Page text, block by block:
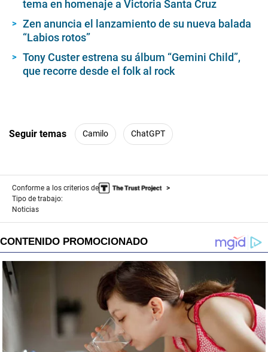
tema en homenaje a Victoria Santa Cruz
Zen anuncia el lanzamiento de su nueva balada
“Labios rotos”
Tony Custer estrena su álbum “Gemini Child”,
que recorre desde el folk al rock
Seguir temas Camilo ChatGPT
Conforme a los criterios de
Tipo de trabajo:
Noticias